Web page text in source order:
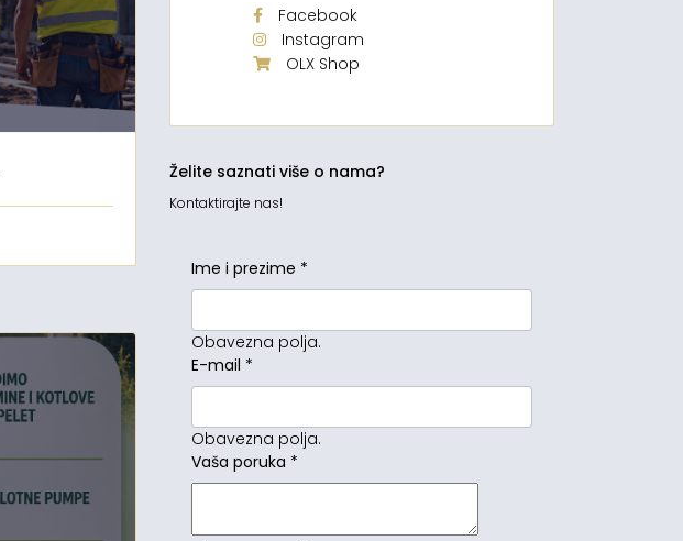
Facebook
Instagram
OLX Shop
Želite saznati više o nama?
Kontaktirajte nas!
Ime i prezime *
Obavezna polja.
E-mail *
Obavezna polja.
Vaša poruka *